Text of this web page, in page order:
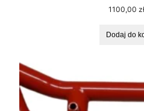
1100,00 zł
Dodaj do